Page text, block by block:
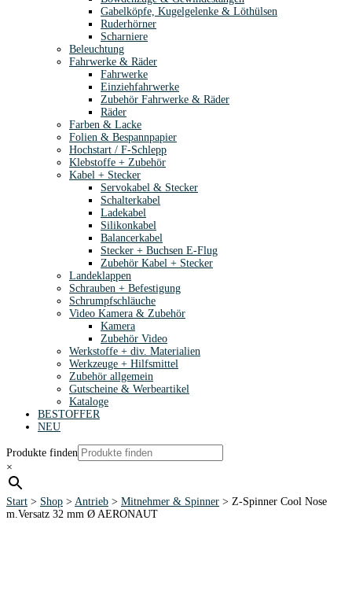
Gabelköpfe, Kugelgelenke & Löthülsen
Ruderhörner
Scharniere
Beleuchtung
Fahrwerke & Räder
Fahrwerke
Einziehfahrwerke
Zubehör Fahrwerke & Räder
Räder
Farben & Lacke
Folien & Bespannpapier
Hochstart / F-Schlepp
Klebstoffe + Zubehör
Kabel + Stecker
Servokabel & Stecker
Schalterkabel
Ladekabel
Silikonkabel
Balancerkabel
Stecker + Buchsen E-Flug
Zubehör Kabel + Stecker
Landeklappen
Schrauben + Befestigung
Schrumpfschläuche
Video Kamera & Zubehör
Kamera
Zubehör Video
Werkstoffe + div. Materialien
Werkzeuge + Hilfsmittel
Zubehör allgemein
Gutscheine & Werbeartikel
Kataloge
BESTOFFER
NEU
Produkte finden
×
Start > Shop > Antrieb > Mitnehmer & Spinner > Z-Spinner Cool Nose
m.Versatz 32 mm Ø AERONAUT